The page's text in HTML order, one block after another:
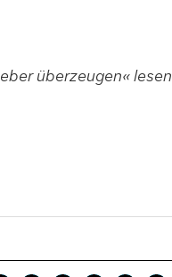
überzeugen« lesen